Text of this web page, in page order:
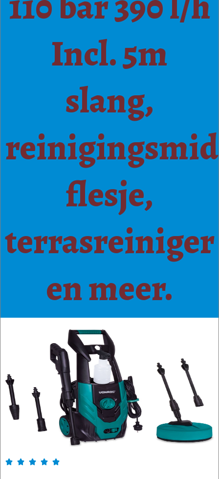
Incl. 5m
slang,
flesje,
terrasreiniger
en meer.
    